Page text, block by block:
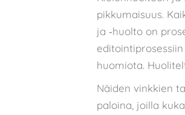
pikkumaisuus.
ja ‑huolto on
huomiota.
Näiden vinkkien
paloina, joilla